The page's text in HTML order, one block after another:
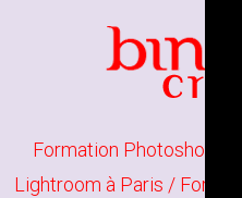
Formation Photoshop
Lightroom à Paris /